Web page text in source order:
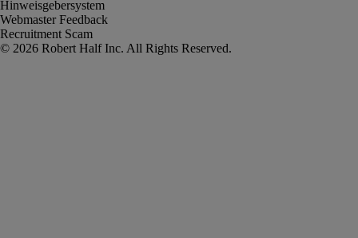
Hinweisgebersystem
Webmaster Feedback
Recruitment Scam